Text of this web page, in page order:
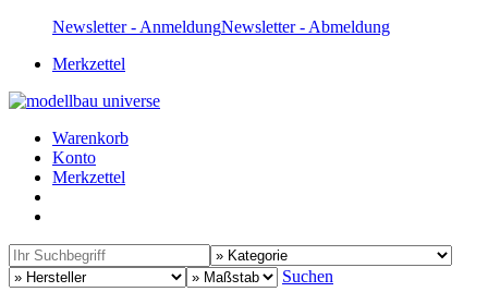
Newsletter - AnmeldungNewsletter - Abmeldung
Merkzettel
Warenkorb
Konto
Merkzettel
Suchen